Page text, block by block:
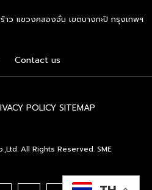
ริงในเชิงพาณิชย์ ไม่ใช่แค่งาน
ที่นำมาโชว์ในบูธจึงเป็นผลิตภัณฑ์
ให้ผู้ร่วมงานเห็นวิธีใช้งานจริง
างขายแบบเดิม ๆ แต่แปรรูปเป็น
ได้ทดลองสัมผัสสินค้าจริง และหาก
ว แขวงคลองจั่น เขตบางกะปิ กรุงเทพฯ
Contact us
POLICY SITEMAP
All Rights Reserved. SME